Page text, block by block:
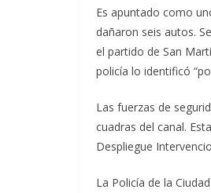
Es apuntado como
dañaron seis autos.
el partido de San
policía lo identificó
Las fuerzas de
cuadras del canal.
Despliegue
La Policía de la